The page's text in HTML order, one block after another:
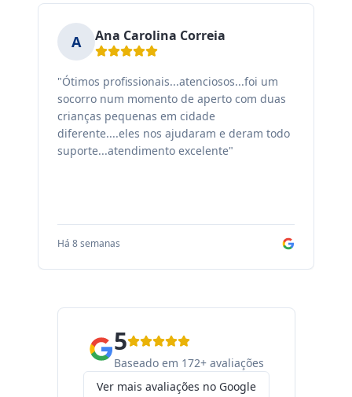
A Ana Carolina Correia
"Ótimos profissionais...atenciosos...foi um
socorro num momento de aperto com duas
crianças pequenas em cidade
diferente....eles nos ajudaram e deram todo
suporte...atendimento excelente"
Há 8 semanas
5
Baseado em 172+ avaliações
Ver mais avaliações no Google